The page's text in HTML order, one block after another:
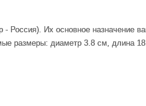
Россия). Их основное назначение
размеры: диаметр 3.8 см, длина